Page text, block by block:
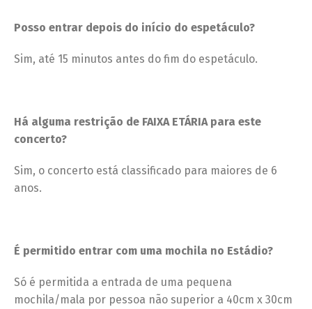
Posso entrar depois do início do espetáculo?
Sim, até 15 minutos antes do fim do espetáculo.
Há alguma restrição de FAIXA ETÁRIA para este
concerto?
Sim, o concerto está classificado para maiores de 6
anos.
É permitido entrar com uma mochila no Estádio?
Só é permitida a entrada de uma pequena
mochila/mala por pessoa não superior a 40cm x 30cm